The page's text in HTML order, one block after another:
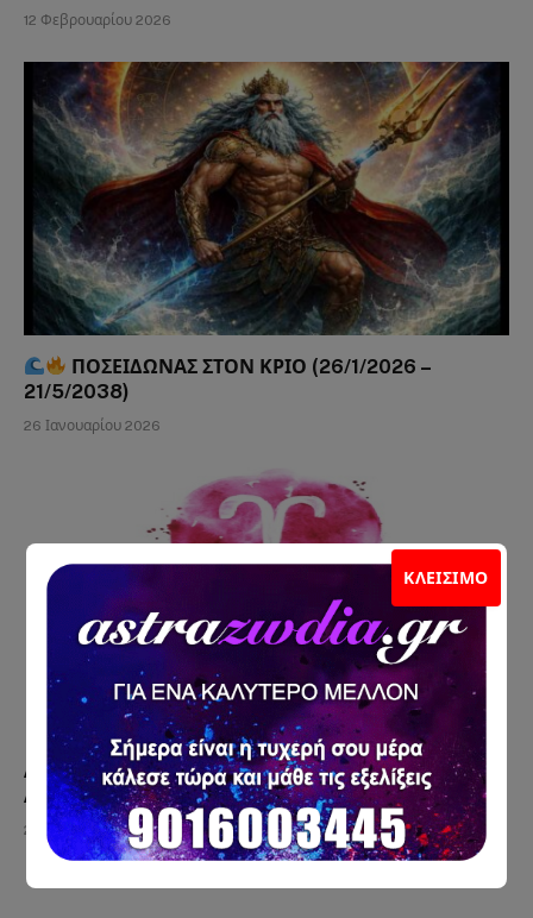
ΚΛΕΊΣΙΜΟ
12 Φεβρουαρίου 2026
ΠΟΣΕΙΔΩΝΑΣ ΣΤΟΝ ΚΡΙΟ (26/1/2026 –
21/5/2038)
26 Ιανουαρίου 2026
Αστρολογικό προφίλ για όσους γεννήθηκαν 20
Απριλίου
20 Απριλίου 2025